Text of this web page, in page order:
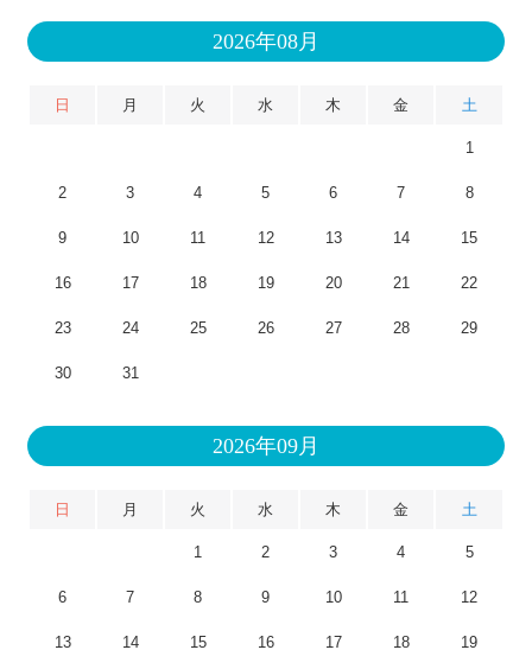
2026年08月
日 月 火 水 木 金 土
1
2 3 4 5 6 7 8
9 10 11 12 13 14 15
16 17 18 19 20 21 22
23 24 25 26 27 28 29
30 31
2026年09月
日 月 火 水 木 金 土
1 2 3 4 5
6 7 8 9 10 11 12
13 14 15 16 17 18 19